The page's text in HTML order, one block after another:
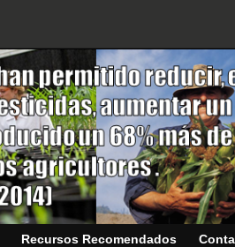
Recursos Recomendados